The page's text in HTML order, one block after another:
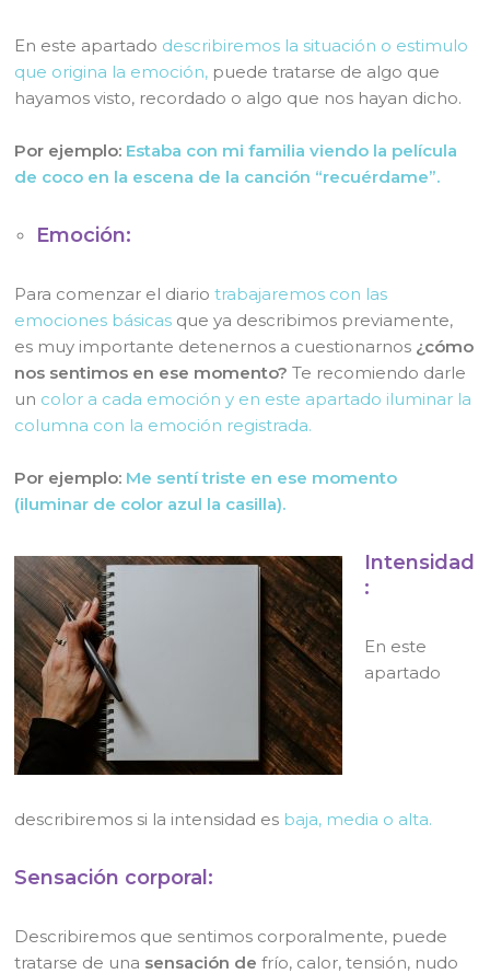
En este apartado describiremos la situación o estimulo
que origina la emoción, puede tratarse de algo que
hayamos visto, recordado o algo que nos hayan dicho.
Por ejemplo: Estaba con mi familia viendo la película
de coco en la escena de la canción “recuérdame”.
Emoción:
Para comenzar el diariotrabajaremos con las
emociones básicas que ya describimos previamente,
es muy importante detenernos a cuestionarnos ¿cómo
nos sentimos en ese momento? Te recomiendo darle
un color a cada emoción y en este apartado iluminar la
columna con la emoción registrada.
Por ejemplo: Me sentí triste en ese momento
(iluminar de color azul la casilla).
Intensidad
:
En este
apartado
describiremos si la intensidad es baja, media o alta.
Sensación corporal:
Describiremos que sentimos corporalmente, puede
tratarse de una sensación de frío, calor, tensión, nudo